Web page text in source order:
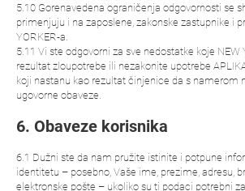
5.10 Gorenavedena ograničenja odgovornosti se
primenjuju i na zaposlene, zakonske zastupnike i
YORKER-a.
5.11 Vi ste odgovorni za sve nedostatke koje NEW
rezultat zloupotrebe ili nezakonite upotrebe
koji nastanu kao rezultat činjenice da s namerom
ugovorne obaveze.
6. Obaveze korisnika
6.1 Dužni ste da nam pružite istinite i potpune
identitetu – posebno, Vaše ime, prezime, adresu,
elektronske pošte – ukoliko su ti podaci potrebni